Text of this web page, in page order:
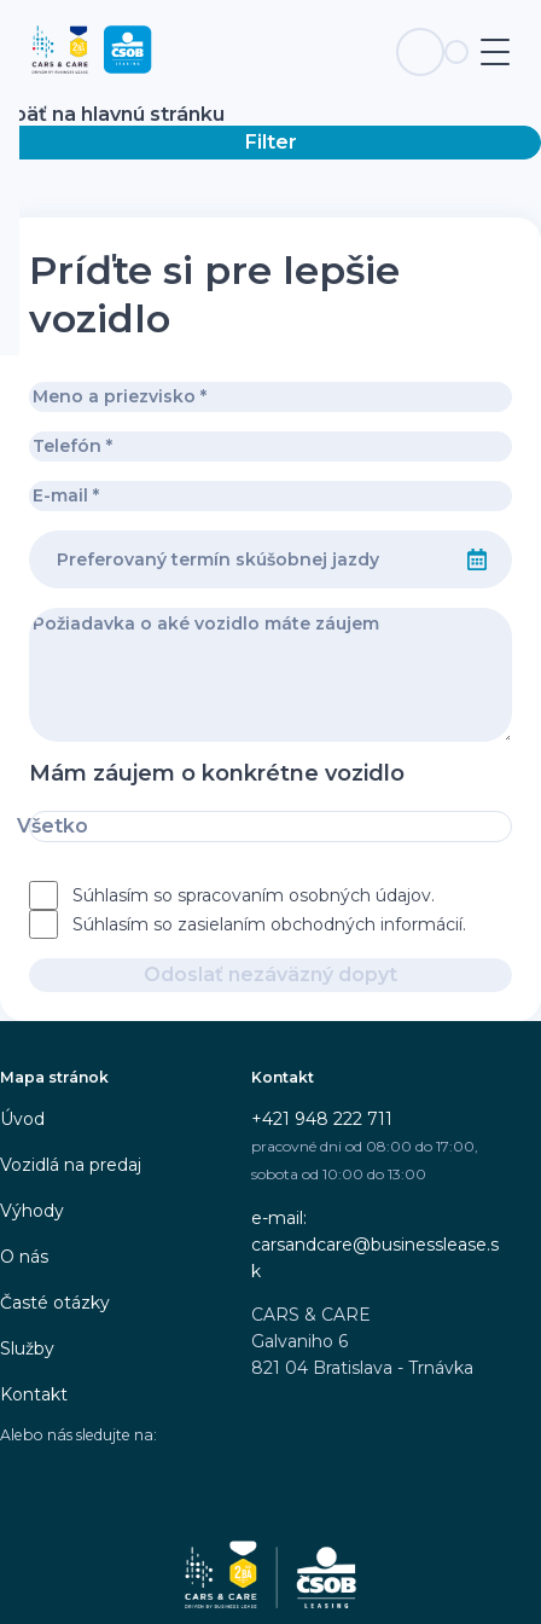
Späť na hlavnú stránku
Filter
Príďte si pre lepšie
vozidlo
Mám záujem o konkrétne vozidlo
Všetko
Súhlasím so spracovaním osobných údajov.
Súhlasím so zasielaním obchodných informácií.
Odoslať nezáväzný dopyt
Mapa stránok
Úvod
Vozidlá na predaj
Výhody
O nás
Časté otázky
Služby
Kontakt
Kontakt
+421 948 222 711
pracovné dni od 08:00 do 17:00,
sobota od 10:00 do 13:00
e-mail:
carsandcare@businesslease.s
k
CARS & CARE
Galvaniho 6
821 04 Bratislava - Trnávka
Alebo nás sledujte na: